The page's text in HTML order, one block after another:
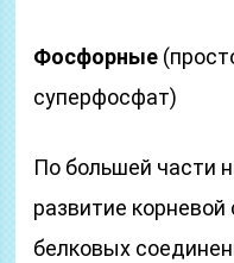
Фосфорные
суперфосфат)
По большей части
развитие
белковых